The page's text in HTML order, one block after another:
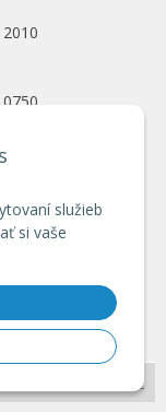
služieb
si vaše
NextCom s.r.o.